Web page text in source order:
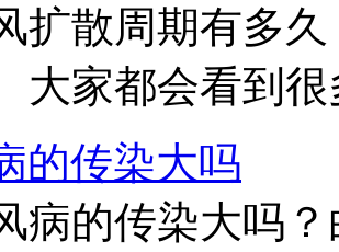
扩散周期有多
大家都会看到
的传染大吗
病的传染大吗